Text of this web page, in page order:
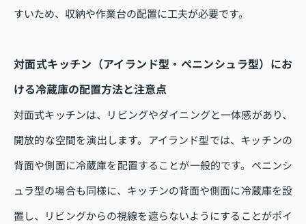
すいため、収納や作業台の配置に工夫が必要です。
対面式キッチン（アイランド型・ペニンシュラ型）にお
ける冷蔵庫の配置方法と注意点
対面式キッチンは、リビングやダイニングと一体感があり、
開放的な空間を演出します。アイランド型では、キッチンの
背面や側面に冷蔵庫を配置することが一般的です。ペニンシ
ュラ型の場合も同様に、キッチンの背面や側面に冷蔵庫を設
置し、リビングからの視線を遮らないようにすることがポイ